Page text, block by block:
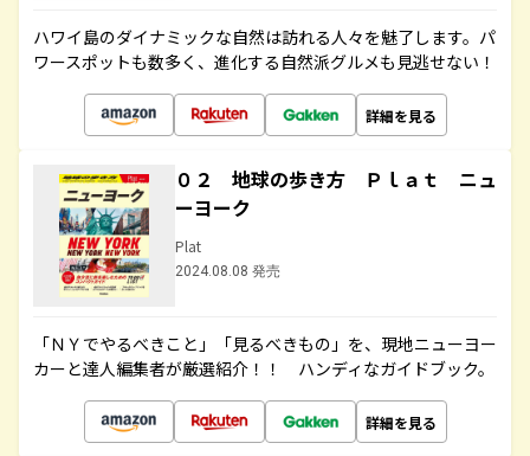
ハワイ島のダイナミックな自然は訪れる人々を魅了します。パ
ワースポットも数多く、進化する自然派グルメも見逃せない！
詳細を見る
０２ 地球の歩き方 Ｐｌａｔ ニュ
ーヨーク
Plat
2024.08.08 発売
「ＮＹでやるべきこと」「見るべきもの」を、現地ニューヨー
カーと達人編集者が厳選紹介！！ ハンディなガイドブック。
詳細を見る